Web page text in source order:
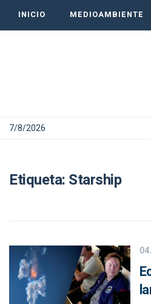
INICIO MEDIOAMBIENTE
7/8/2026
Etiqueta: Starship